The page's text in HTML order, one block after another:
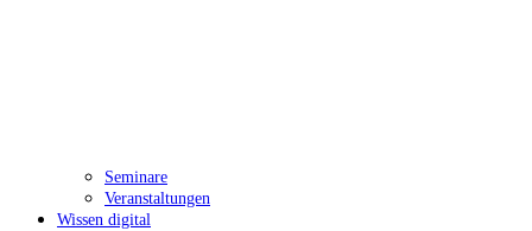
Seminare
Veranstaltungen
Wissen digital